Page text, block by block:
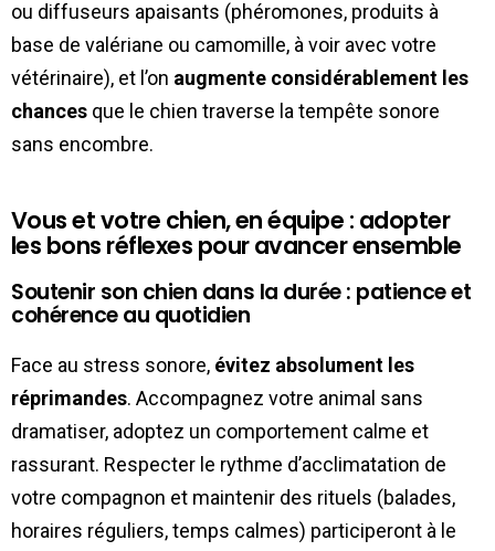
ou diffuseurs apaisants (phéromones, produits à
base de valériane ou camomille, à voir avec votre
vétérinaire), et l’on augmente considérablement les
chances que le chien traverse la tempête sonore
sans encombre.
Vous et votre chien, en équipe : adopter
les bons réflexes pour avancer ensemble
Soutenir son chien dans la durée : patience et
cohérence au quotidien
Face au stress sonore, évitez absolument les
réprimandes. Accompagnez votre animal sans
dramatiser, adoptez un comportement calme et
rassurant. Respecter le rythme d’acclimatation de
votre compagnon et maintenir des rituels (balades,
horaires réguliers, temps calmes) participeront à le